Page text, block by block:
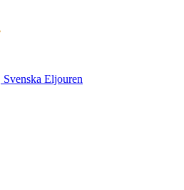
Svenska Eljouren